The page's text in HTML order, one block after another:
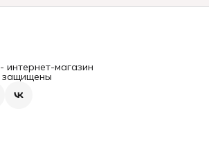
магазин
защищены